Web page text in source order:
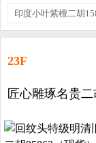
印度小叶紫檀二胡
23F
匠心雕琢名贵二